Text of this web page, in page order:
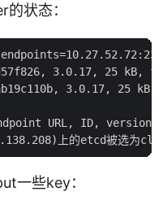
状态：
3.0.17, 25 kB,
3.0.17, 25
：endpoint URL, ID,
一些key：